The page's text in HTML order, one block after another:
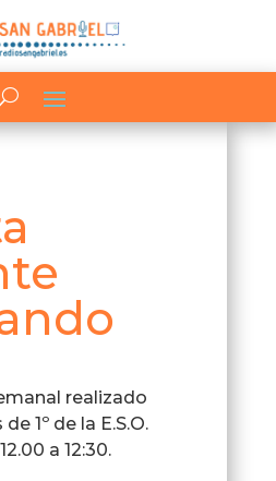
realizado
1º de la E.S.O.
a 12:30.